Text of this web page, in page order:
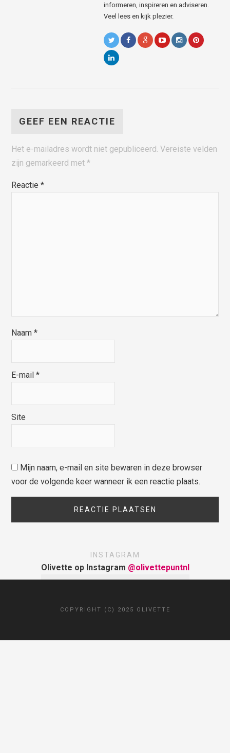
informeren, inspireren en adviseren.
Veel lees en kijk plezier.
GEEF EEN REACTIE
Het e-mailadres wordt niet gepubliceerd. Vereiste velden
zijn gemarkeerd met*
Reactie*
Naam*
E-mail*
Site
Mijn naam, e-mail en site bewaren in deze browser
voor de volgende keer wanneer ik een reactie plaats.
INSTAGRAM
Olivette op Instagram @olivettepuntnl
COPYRIGHT (C) 2025 OLIVETTE